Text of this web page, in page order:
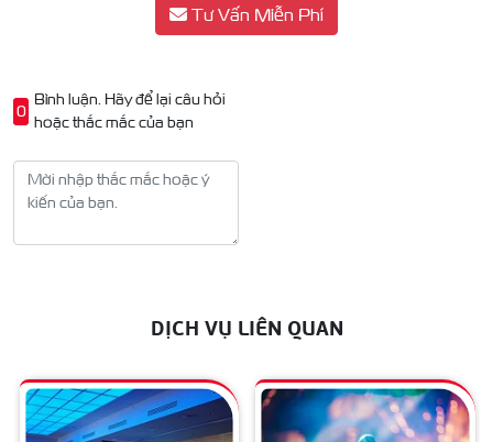
Tư Vấn Miễn Phí
0
Bình luận. Hãy để lại câu hỏi
hoặc thắc mắc của bạn
DỊCH VỤ LIÊN QUAN